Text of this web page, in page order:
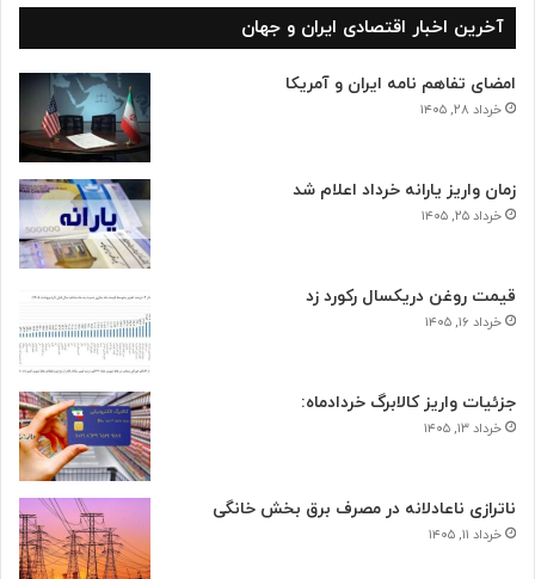
آخرین اخبار اقتصادی ایران و جهان
امضای تفاهم نامه ایران و آمریکا
خرداد ۲۸, ۱۴۰۵
زمان واریز یارانه خرداد اعلام شد
خرداد ۲۵, ۱۴۰۵
قیمت روغن دریکسال رکورد زد
خرداد ۱۶, ۱۴۰۵
جزئیات واریز کالابرگ خردادماه:
خرداد ۱۳, ۱۴۰۵
ناترازی ناعادلانه در مصرف برق بخش خانگی
خرداد ۱۱, ۱۴۰۵